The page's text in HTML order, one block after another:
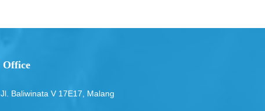
Office
Jl. Baliwinata V 17E17, Malang